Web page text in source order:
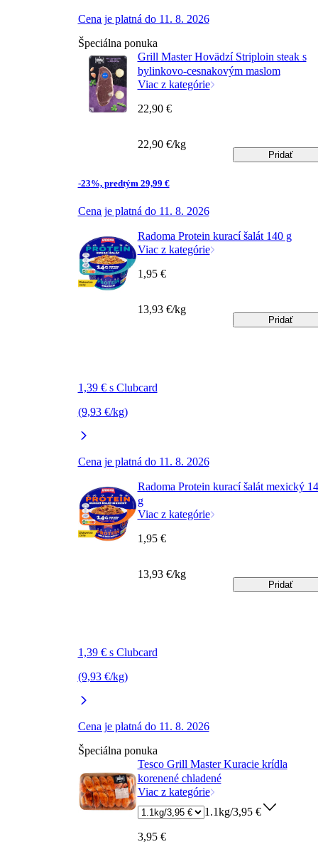
Cena je platná do 11. 8. 2026
Špeciálna ponuka
Grill Master Hovädzí Striploin steak s
bylinkovo-cesnakovým maslom
Viac z kategórie
-23%, predtým 29,99 €
Cena je platná do 11. 8. 2026
22,90 €
22,90 €/kg
Pridať
Radoma Protein kurací šalát 140 g
Viac z kategórie
1,39 € s Clubcard
(9,93 €/kg)
Cena je platná do 11. 8. 2026
1,95 €
13,93 €/kg
Pridať
Radoma Protein kurací šalát mexický
g
Viac z kategórie
1,39 € s Clubcard
(9,93 €/kg)
Cena je platná do 11. 8. 2026
1,95 €
13,93 €/kg
Pridať
Špeciálna ponuka
Tesco Grill Master Kuracie krídla
korenené chladené
Viac z kategórie
1.1kg/3,95 €
3,95 €